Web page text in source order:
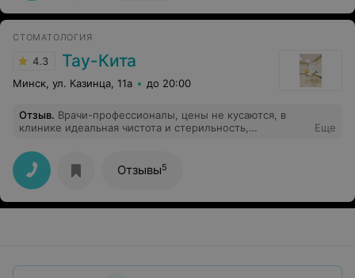
СТОМАТОЛОГИЯ
4.3 Тау-Кита
Минск, ул. Казинца, 11а до 20:00
Отзыв. Врачи-профессионалы, цены не кусаются, в
клинике идеальная чистота и стерильность,
дорогое что у меня есть - здоровье!
Еще
Отзывы5